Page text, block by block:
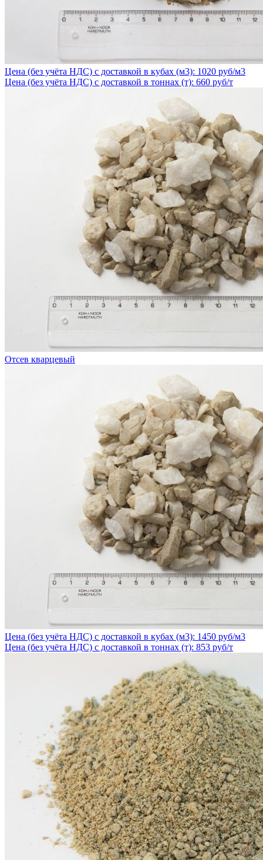
Цена (без учёта НДС) с доставкой в кубах (м3): 1020 руб/м3
Цена (без учёта НДС) с доставкой в тоннах (т): 660 руб/т
Отсев кварцевый
Цена (без учёта НДС) с доставкой в кубах (м3): 1450 руб/м3
Цена (без учёта НДС) с доставкой в тоннах (т): 853 руб/т